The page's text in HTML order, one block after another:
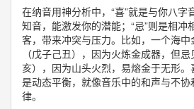
在纳音用神分析中，“喜”就是与你八字
知音，能激发你的潜能；“忌”则是相冲
客，带来冲突与压力。比如，一个海
（戊子己丑），因为火炼金成器，但
亥），因为山头火烈，易熔金于无形
是动态平衡，就像音乐中的和声与不
律。